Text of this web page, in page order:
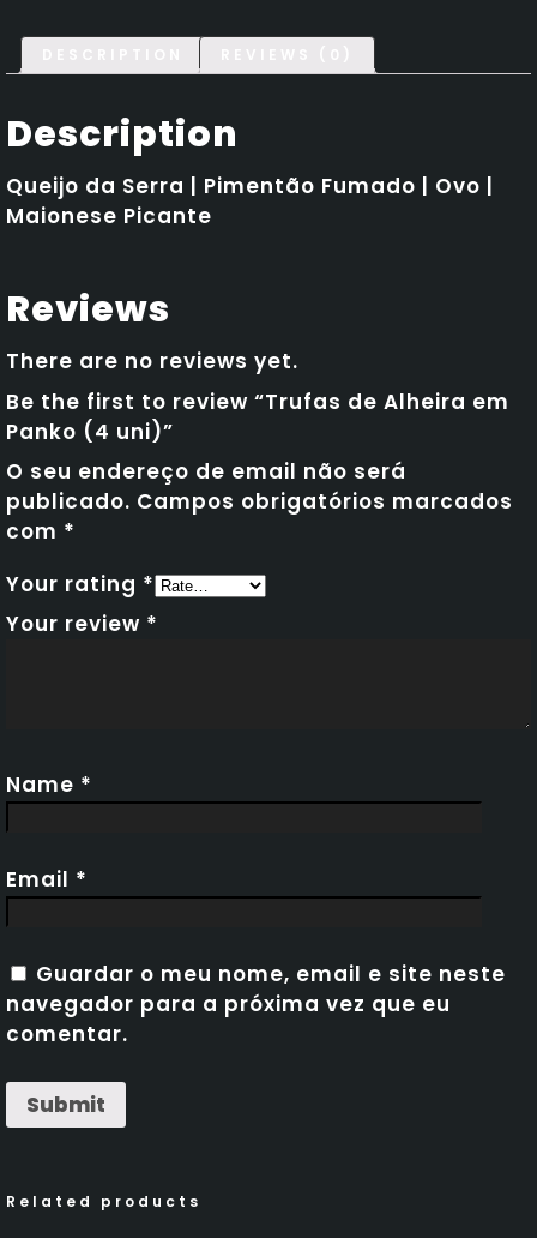
(4
uni)
Description
Queijo da Serra | Pimentão Fumado | Ovo |
Maionese Picante
Reviews
There are no reviews yet.
Be the first to review “Trufas de Alheira em
Panko (4 uni)”
O seu endereço de email não será
publicado. Campos obrigatórios marcados
com *
Your rating *
Your review *
Name *
Email *
Guardar o meu nome, email e site neste
navegador para a próxima vez que eu
comentar.
Related products